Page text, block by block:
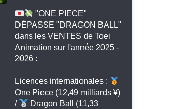
"ONE PIECE"
DÉPASSE "DRAGON BALL"
dans les VENTES de Toei
Animation sur l'année 2025 -
2026 :
Licences internationales :
One Piece (12,49 milliards ¥)
/
Dragon Ball (11,33